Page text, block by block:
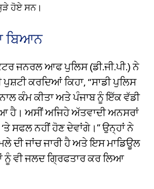
ਹੋਏ ਸਨ।
ਬਿਆਨ
ਜਨਰਲ ਆਫ ਪੁਲਿਸ (ਡੀ.ਜੀ.ਪੀ.) ਨੇ
ਕਰਦਿਆਂ ਕਿਹਾ, “ਸਾਡੀ ਪੁਲਿਸ
ਕੰਮ ਕੀਤਾ ਅਤੇ ਪੰਜਾਬ ਨੂੰ ਇੱਕ ਵੱਡੀ
ਹੈ। ਅਸੀਂ ਅਜਿਹੇ ਅੱਤਵਾਦੀ ਅਨਸਰਾਂ
ਸਫਲ ਨਹੀਂ ਹੋਣ ਦੇਵਾਂਗੇ।” ਉਨ੍ਹਾਂ ਨੇ
ਦੀ ਜਾਂਚ ਜਾਰੀ ਹੈ ਅਤੇ ਇਸ ਮਾਡਿਊਲ
ਨੂੰ ਵੀ ਜਲਦ ਗ੍ਰਿਫਤਾਰ ਕਰ ਲਿਆ